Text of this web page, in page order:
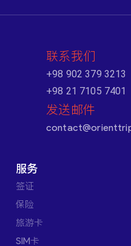
联系我们
+98 902 379 3213
+98 21 7105 7401
发送邮件
服务
签证
保险
旅游卡
SIM卡